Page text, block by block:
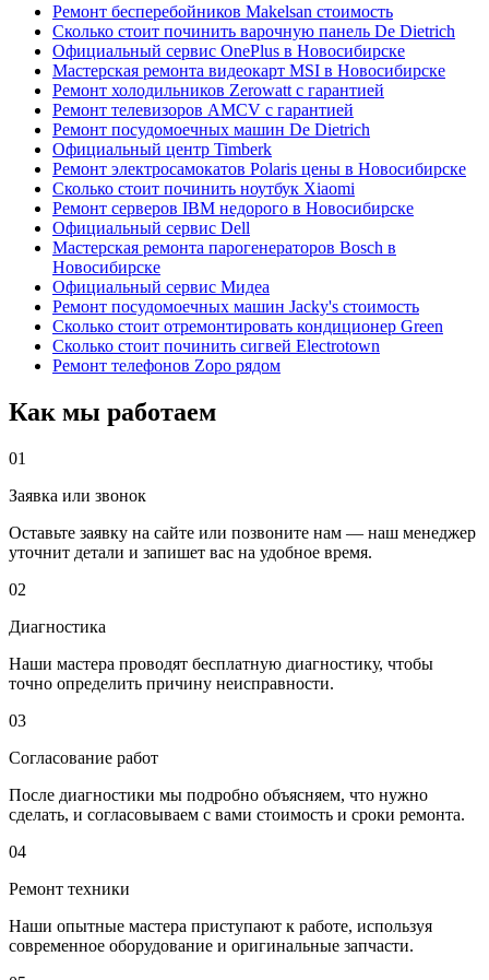
Ремонт бесперебойников Makelsan стоимость
Сколько стоит починить варочную панель De Dietrich
Официальный сервис OnePlus в Новосибирске
Мастерская ремонта видеокарт MSI в Новосибирске
Ремонт холодильников Zerowatt с гарантией
Ремонт телевизоров AMCV с гарантией
Ремонт посудомоечных машин De Dietrich
Официальный центр Timberk
Ремонт электросамокатов Polaris цены в Новосибирске
Сколько стоит починить ноутбук Xiaomi
Ремонт серверов IBM недорого в Новосибирске
Официальный сервис Dell
Мастерская ремонта парогенераторов Bosch в
Новосибирске
Официальный сервис Мидеа
Ремонт посудомоечных машин Jacky's стоимость
Сколько стоит отремонтировать кондиционер Green
Сколько стоит починить сигвей Electrotown
Ремонт телефонов Zopo рядом
Как мы работаем
01
Заявка или звонок
Оставьте заявку на сайте или позвоните нам — наш менеджер
уточнит детали и запишет вас на удобное время.
02
Диагностика
Наши мастера проводят бесплатную диагностику, чтобы
точно определить причину неисправности.
03
Согласование работ
После диагностики мы подробно объясняем, что нужно
сделать, и согласовываем с вами стоимость и сроки ремонта.
04
Ремонт техники
Наши опытные мастера приступают к работе, используя
современное оборудование и оригинальные запчасти.